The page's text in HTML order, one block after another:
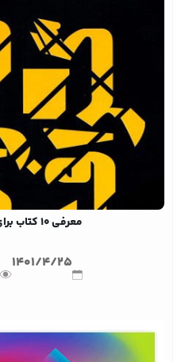
معرفی 10 کتاب برای طراحان گرافیک
1401/4/25